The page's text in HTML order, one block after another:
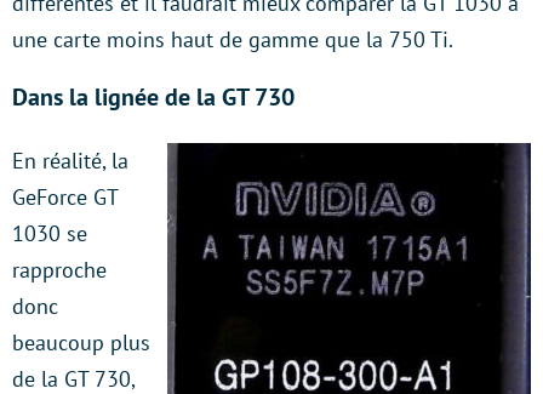
une carte moins haut de gamme que la 750 Ti.
Dans la lignée de la GT 730
En réalité, la
GeForce GT
1030 se
rapproche
donc
beaucoup plus
de la GT 730,